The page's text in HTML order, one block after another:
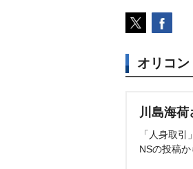
オリコ
川島海
「人身取
NSの投稿